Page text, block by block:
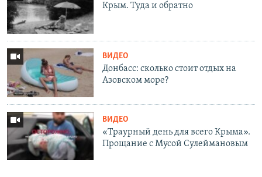
Крым. Туда и обратно
ВИДЕО
Донбасс: сколько стоит отдых на
Азовском море?
ВИДЕО
«Траурный день для всего Крыма».
Прощание с Мусой Сулеймановым